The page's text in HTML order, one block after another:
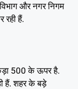
और नगर निगम
रही हैं.
500 के ऊपर है.
हैं. शहर के बड़े